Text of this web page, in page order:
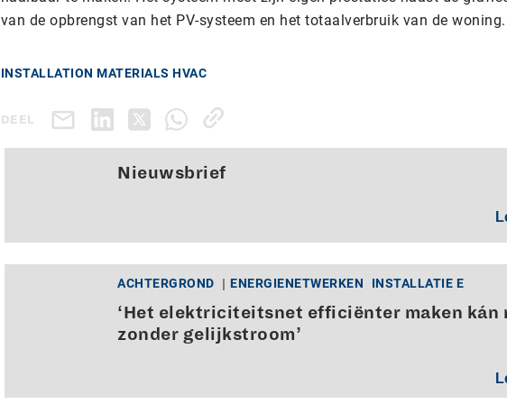
van de opbrengst van het PV-systeem en het totaalverbruik van de woning.
INSTALLATION MATERIALS HVAC
DEEL
Nieuwsbrief
ACHTERGROND ENERGIENETWERKEN INSTALLATIE E
‘Het elektriciteitsnet efficiënter maken kán
zonder gelijkstroom’